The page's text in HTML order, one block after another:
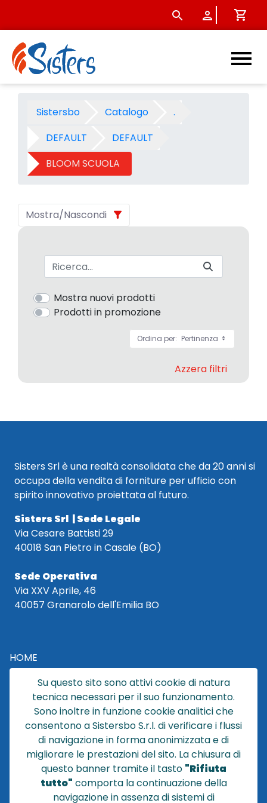
BLOOM SCUOLA 2005 -
Sistersbo Catalogo
.
DEFAULT
DEFAULT
BLOOM SCUOLA
Mostra/Nascondi
Barra di ricerca
Mostra nuovi prodotti
Prodotti in promozione
Ordina per: Pertinenza
Azzera filtri
Sisters Srl è una realtà consolidata che da 20 anni si
occupa della vendita di forniture per ufficio con
spirito innovativo proiettata al futuro.
Sisters Srl | Sede Legale
Via Cesare Battisti 29
40018 San Pietro in Casale (BO)
Sede Operativa
Via XXV Aprile, 46
40057 Granarolo dell'Emilia BO
HOME
CATALOGO
CHI SIAMO
NEWS
CONTATTACI
CONDIZIONI DI VENDITA
POLICY PRIVACY
NOTE LEGALI
Su questo sito sono attivi cookie di natura
tecnica necessari per il suo funzionamento.
Sono inoltre in funzione cookie analitici che
consentono a Sistersbo S.r.l. di verificare i flussi
di navigazione in forma anonimizzata e di
migliorare le prestazioni del sito. La chiusura di
questo banner tramite il tasto "Rifiuta
tutto" comporta la continuazione della
navigazione in assenza di sistemi di